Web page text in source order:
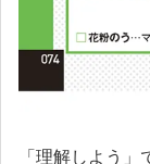
「理解しよう